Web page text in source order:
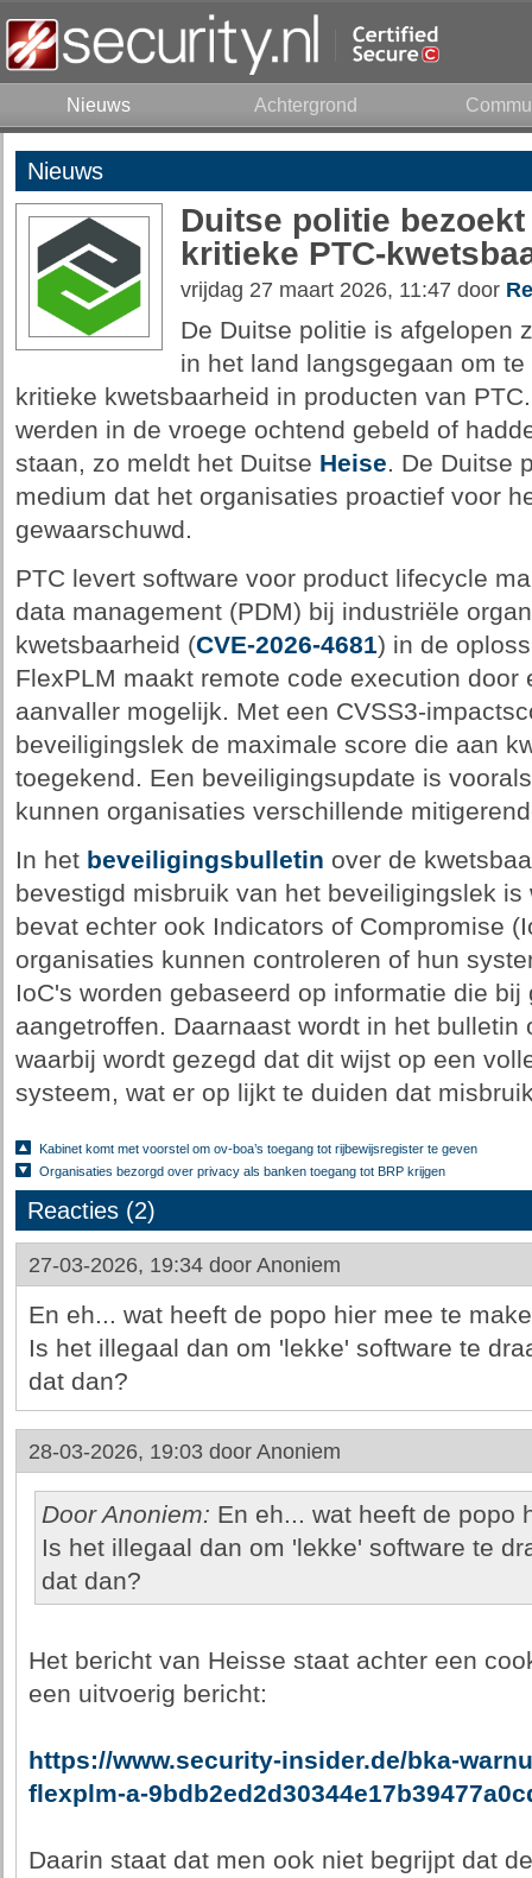
Nieuws Achtergrond
Nieuws
Duitse politie
kritieke PTC-
vrijdag 27 maart 2026, 11:47 door
De Duitse politie is afgelopen
in het land langsgegaan om
kritieke kwetsbaarheid in producten van
werden in de vroege ochtend gebeld of
staan, zo meldt het Duitse Heise. De Duitse
medium dat het organisaties proactief voor
gewaarschuwd.
PTC levert software voor product lifecycle
data management (PDM) bij industriële
kwetsbaarheid (CVE-2026-4681) in de
FlexPLM maakt remote code execution door
aanvaller mogelijk. Met een CVSS3-
beveiligingslek de maximale score die aan
toegekend. Een beveiligingsupdate is
kunnen organisaties verschillende
In het beveiligingsbulletin over de
bevestigd misbruik van het beveiligingslek
bevat echter ook Indicators of Compromise
organisaties kunnen controleren of hun
IoC's worden gebaseerd op informatie die
aangetroffen. Daarnaast wordt in het
waarbij wordt gezegd dat dit wijst op een
systeem, wat er op lijkt te duiden dat
Kabinet komt met voorstel om ov-boa’s toegang tot rijbewijsregister te geven
Organisaties bezorgd over privacy als banken toegang tot BRP krijgen
Reacties (2)
27-03-2026, 19:34 door Anoniem
En eh... wat heeft de popo hier mee te
Is het illegaal dan om 'lekke' software te
dat dan?
28-03-2026, 19:03 door Anoniem
Door Anoniem: En eh... wat heeft de popo
Is het illegaal dan om 'lekke' software te
dat dan?
Het bericht van Heisse staat achter een
een uitvoerig bericht:
https://www.security-insider.de/bka-
flexplm-a-
Daarin staat dat men ook niet begrijpt dat